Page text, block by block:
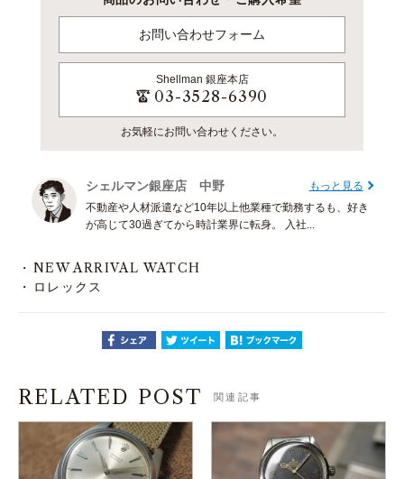
お問い合わせフォーム
Shellman 銀座本店
03-3528-6390
お気軽にお問い合わせください。
シェルマン銀座店 中野
もっと見る
不動産や人材派遣など10年以上他業種で勤務するも、好き
が高じて30過ぎてから時計業界に転身。 入社...
NEW ARRIVAL WATCH
ロレックス
RELATED POST 関連記事